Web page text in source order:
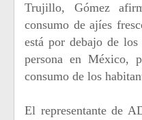
Trujillo, Gómez
consumo de ajíes
está por debajo de
persona en México,
consumo de los
El representante de